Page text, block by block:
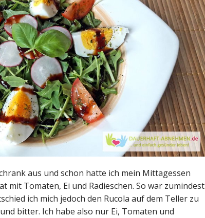
aus und schon hatte ich mein Mittagessen
mit Tomaten, Ei und Radieschen. So war zumindest
ich mich jedoch den Rucola auf dem Teller zu
bitter. Ich habe also nur Ei, Tomaten und